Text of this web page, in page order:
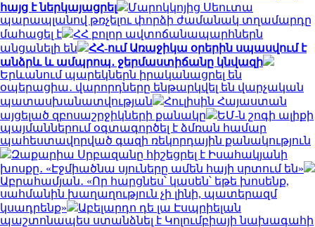
հայց է ներկայացրել
Մարոկկոյից Սեուտա
պարապլանով թռչելու փորձի ժամանակ տղամարդը
մահացել է
ՀՀ բոլոր ավտոճանապարհներն
անցանելի են
ՀՀ-ում Առաջիկա օրերին սպասվում է
անձրև և ամպրոպ․ ջերմաստիճանը կնվազի
Երևանում պարեկներն իրականացրել են
օպերացիա․ վարորդները ենթարկվել են վարչական
պատասխանատվության
Հուլիսին Հայաստան
այցելած զբոսաշրջիկների քանակը
ԵՄ-ն շոգի ալիքի
պայմաններում օգտագործել է ձմռան համար
պահեստավորված գազի ռեկորդային քանակություն
Զաքարիա Սրբազանը հիշեցրել է Իսահակյանի
խոսքը․ «Էջմիածնա սյուները ամեն հայի սրտում են»
Աբրահամյան․ «Որ հարցնես՝ կասեն՝ եթե խոսենք,
սահմանին խաղաղություն չի լինի, պատերազմ
կսադրենք»
Աբելարդո դե լա Էսպրիելան
պաշտոնապես ստանձնել է Կոլումբիայի նախագահի